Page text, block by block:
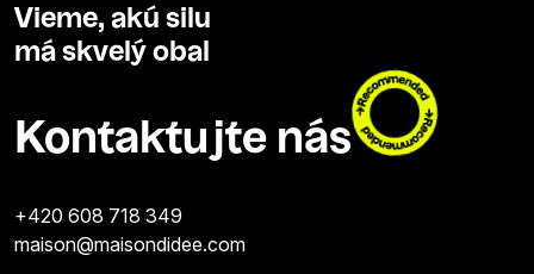
Vieme, akú silu
má skvelý obal
Kontaktujte nás
+420 608 718 349
maison@maisondidee.com